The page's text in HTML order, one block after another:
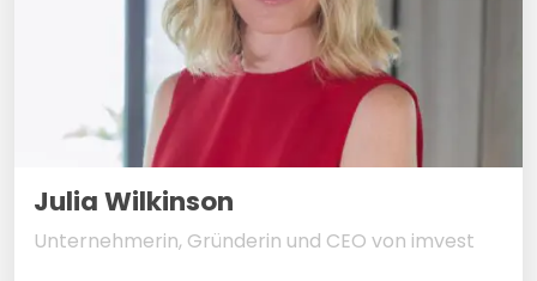
Julia Wilkinson
Unternehmerin, Gründerin und CEO von imvest